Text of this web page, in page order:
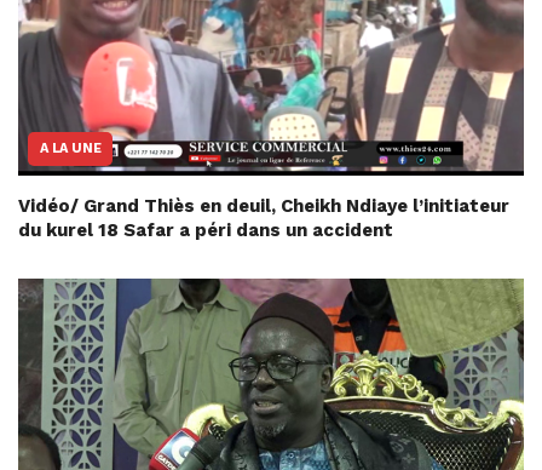
A LA UNE
Vidéo/ Grand Thiès en deuil, Cheikh Ndiaye l’initiateur
du kurel 18 Safar a péri dans un accident